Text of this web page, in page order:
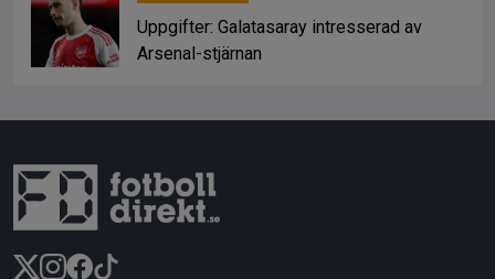
Uppgifter: Galatasaray intresserad av
Arsenal-stjärnan